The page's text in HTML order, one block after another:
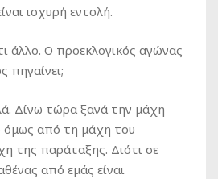
ισχυρή εντολή.
άλλο. Ο προεκλογικός αγώνας
πηγαίνει;
Δίνω τώρα ξανά την μάχη
από τη μάχη του
της παράταξης. Διότι σε
από εμάς είναι